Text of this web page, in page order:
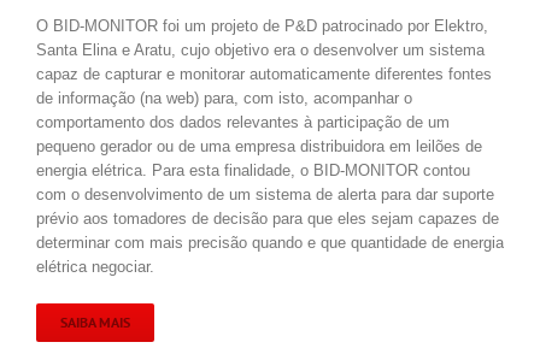
O BID-MONITOR foi um projeto de P&D patrocinado por Elektro,
Santa Elina e Aratu, cujo objetivo era o desenvolver um sistema
capaz de capturar e monitorar automaticamente diferentes fontes
de informação (na web) para, com isto, acompanhar o
comportamento dos dados relevantes à participação de um
pequeno gerador ou de uma empresa distribuidora em leilões de
energia elétrica. Para esta finalidade, o BID-MONITOR contou
com o desenvolvimento de um sistema de alerta para dar suporte
prévio aos tomadores de decisão para que eles sejam capazes de
determinar com mais precisão quando e que quantidade de energia
elétrica negociar.
SAIBA MAIS